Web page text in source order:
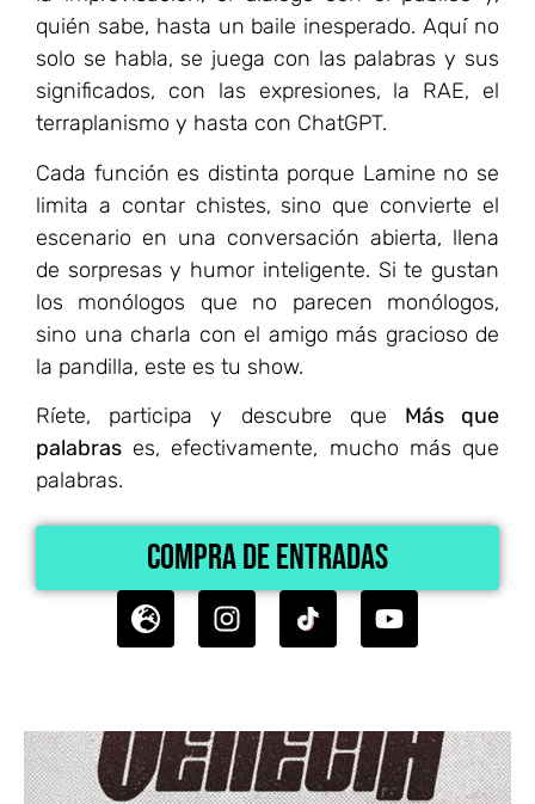
quién sabe, hasta un baile inesperado. Aquí no
solo se habla, se juega con las palabras y sus
significados, con las expresiones, la RAE, el
terraplanismo y hasta con ChatGPT.
Cada función es distinta porque Lamine no se
limita a contar chistes, sino que convierte el
escenario en una conversación abierta, llena
de sorpresas y humor inteligente. Si te gustan
los monólogos que no parecen monólogos,
sino una charla con el amigo más gracioso de
la pandilla, este es tu show.
Ríete, participa y descubre que Más que
palabras es, efectivamente, mucho más que
palabras.
Compra de Entradas